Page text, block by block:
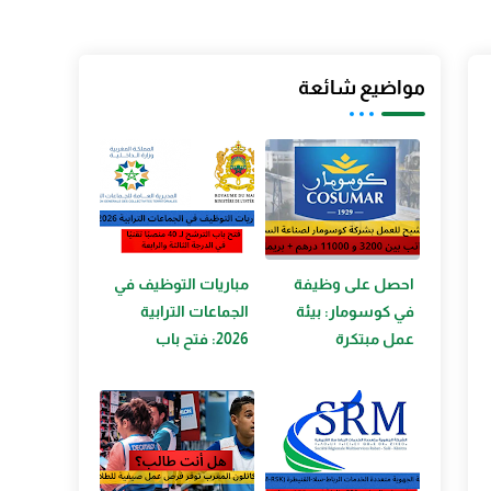
مواضيع شائعة
احصل على وظيفة
في كوسومار: بيئة
عمل مبتكرة
مباريات التوظيف في
الجماعات الترابية
2026: فتح باب
تقنيًا في الدرجة الثالثة
والرابعة